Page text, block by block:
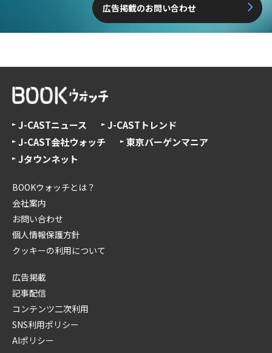
広告掲載のお問い合わせ
J-CASTニュース
J-CASTトレンド
J-CAST会社ウォッチ
東京バーゲンマニア
Jタウンネット
BOOKウォッチとは？
会社案内
お問い合わせ
個人情報保護方針
クッキーの利用について
広告掲載
記事配信
コンテンツ二次利用
SNS利用ポリシー
AIポリシー